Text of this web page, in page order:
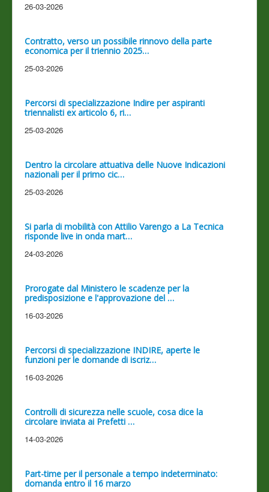
26-03-2026
Contratto, verso un possibile rinnovo della parte
economica per il triennio 2025…
25-03-2026
Percorsi di specializzazione Indire per aspiranti
triennalisti ex articolo 6, ri…
25-03-2026
Dentro la circolare attuativa delle Nuove Indicazioni
nazionali per il primo cic…
25-03-2026
Si parla di mobilità con Attilio Varengo a La Tecnica
risponde live in onda mart…
24-03-2026
Prorogate dal Ministero le scadenze per la
predisposizione e l'approvazione del …
16-03-2026
Percorsi di specializzazione INDIRE, aperte le
funzioni per le domande di iscriz…
16-03-2026
Controlli di sicurezza nelle scuole, cosa dice la
circolare inviata ai Prefetti …
14-03-2026
Part-time per il personale a tempo indeterminato:
domanda entro il 16 marzo